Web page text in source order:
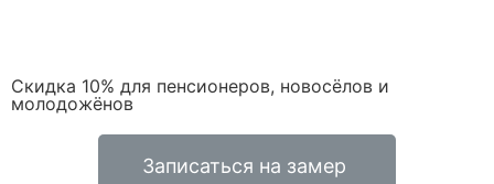
Скидка 10% для пенсионеров, новосёлов и
молодожёнов
Записаться на замер